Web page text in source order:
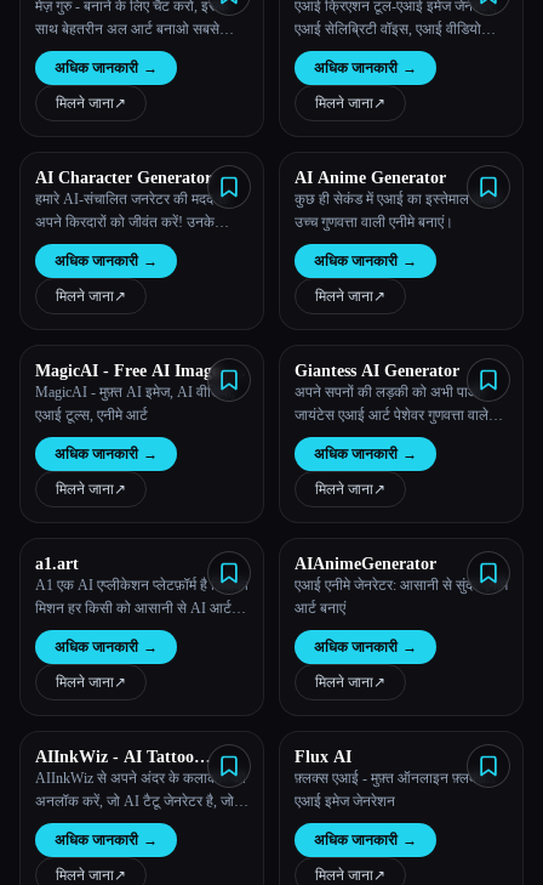
मेज़ गुरु - बनाने के लिए चैट करो, इसके
साथ बेहतरीन अल आर्ट बनाओ सबसे
अच्छे मॉडल
अधिक जानकारी →
मिलने जाना↗︎
एआई क्रिएशन टूल-एआई इमेज जेनरेटर,
एआई सेलिब्रिटी वॉइस, एआई वीडियो
जेनरेटर
अधिक जानकारी →
मिलने जाना↗︎
AI Character Generator
हमारे AI-संचालित जनरेटर की मदद से
अपने किरदारों को जीवंत करें! उनके
व्यक्तित्व, रूप और कौशल के बारे में बताइए
और हमारा एडवांस सिस्टम तुम्हारे अनोखे
चरित्र को दर्शाने वाली कस्टम इमेज तैयार
करेगा।
अधिक जानकारी →
मिलने जाना↗︎
AI Anime Generator
कुछ ही सेकंड में एआई का इस्तेमाल करके
उच्च गुणवत्ता वाली एनीमे बनाएं।
अधिक जानकारी →
मिलने जाना↗︎
MagicAI - Free AI Image, AI
Video, AI Tools, Anime Art
MagicAI - मुफ़्त AI इमेज, AI वीडियो,
एआई टूल्स, एनीमे आर्ट
अधिक जानकारी →
मिलने जाना↗︎
Giantess AI Generator
अपने सपनों की लड़की को अभी पाओ!
जायंटेस एआई आर्ट पेशेवर गुणवत्ता वाले
परिणामों के साथ सहज अनुभव प्रदान
करता है।
अधिक जानकारी →
मिलने जाना↗︎
a1.art
A1 एक AI एप्लीकेशन प्लेटफ़ॉर्म है जिसका
मिशन हर किसी को आसानी से AI आर्ट
एप्लीकेशन बनाने में मदद करना है।
अधिक जानकारी →
मिलने जाना↗︎
AIAnimeGenerator
एआई एनीमे जेनरेटर: आसानी से सुंदर एनीमे
आर्ट बनाएं
अधिक जानकारी →
मिलने जाना↗︎
AIInkWiz - AI Tattoo
Generator
AIInkWiz से अपने अंदर के कलाकार को
अनलॉक करें, जो AI टैटू जेनरेटर है, जो
तुम्हारे विचारों को शानदार स्याही की तरह
जीवंत करता है! अपनी अनोखी मास्टरपीस
बनाएं, कस्टमाइज़ करें और गर्व से पहनें।
अधिक जानकारी →
मिलने जाना↗︎
Flux AI
फ़्लक्स एआई - मुफ़्त ऑनलाइन फ़्लक्स.1
एआई इमेज जेनरेशन
अधिक जानकारी →
मिलने जाना↗︎